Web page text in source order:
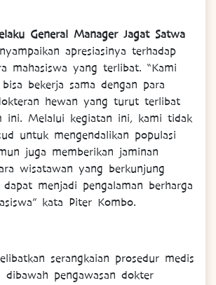
General Manager Jagat Satwa
apresiasinya terhadap
mahasiswa yang terlibat. “Kami
bekerja sama dengan para
hewan yang turut terlibat
ini. Melalui kegiatan ini, kami tidak
untuk mengendalikan populasi
juga memberikan jaminan
wisatawan yang berkunjung
menjadi pengalaman berharga
kata Piter Kombo.
serangkaian prosedur medis
dibawah pengawasan dokter